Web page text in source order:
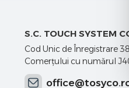
S.C. TOUCH SYSTEM
Cod Unic de Înregistrare
Comerţului cu numărul